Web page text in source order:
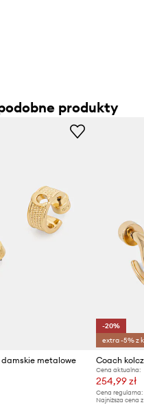
produkty
metalowe
-20%
extra -5% z
Coach
Cena aktualna:
254,99 zł
Cena regularna:
Najniższa cena